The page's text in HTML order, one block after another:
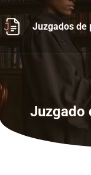
al
contenido
Juzgados de
Juzgado